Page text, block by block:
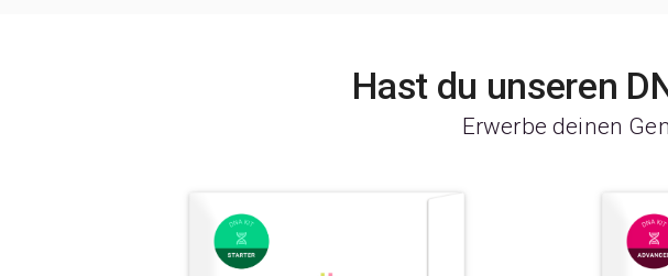
Hast du unseren
Erwerbe deinen